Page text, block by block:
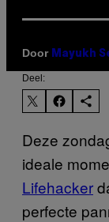
Door Mayukh
Deel:
Deze
ideale
Lifehacker
perfecte